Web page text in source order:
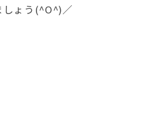
しょう(^O^)／